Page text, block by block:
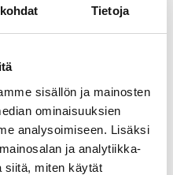
Tietoja
sisällön ja mainosten
ominaisuuksien
analysoimiseen. Lisäksi
ja analytiikka-
siitä, miten käytät
ota yhteyttä:
/ 050 583 7012
Raatikko matkustaa
Kaivari 21 -